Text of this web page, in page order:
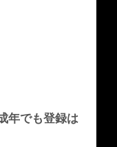
年でも登録は